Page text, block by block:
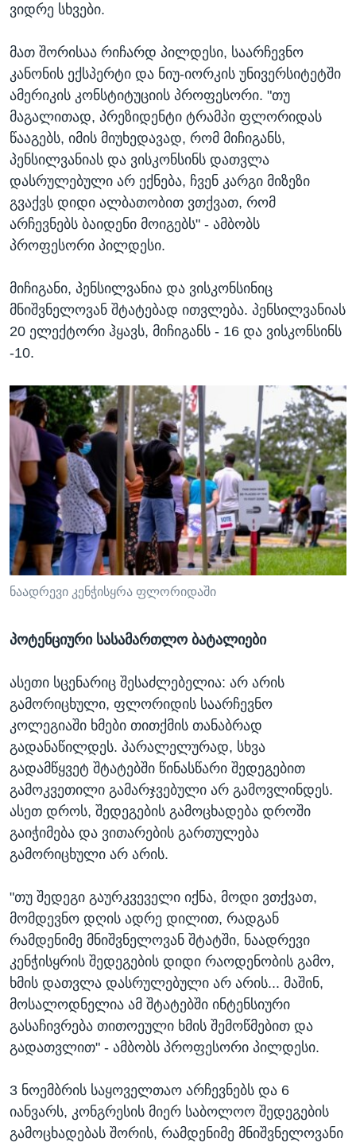
ვიდრე სხვები.
მათ შორისაა რიჩარდ პილდესი, საარჩევნო
კანონის ექსპერტი და ნიუ-იორკის უნივერსიტეტში
ამერიკის კონსტიტუციის პროფესორი. "თუ
მაგალითად, პრეზიდენტი ტრამპი ფლორიდას
წააგებს, იმის მიუხედავად, რომ მიჩიგანს,
პენსილვანიას და ვისკონსინს დათვლა
დასრულებული არ ექნება, ჩვენ კარგი მიზეზი
გვაქვს დიდი ალბათობით ვთქვათ, რომ
არჩევნებს ბაიდენი მოიგებს" - ამბობს
პროფესორი პილდესი.
მიჩიგანი, პენსილვანია და ვისკონსინიც
მნიშვნელოვან შტატებად ითვლება. პენსილვანიას
20 ელექტორი ჰყავს, მიჩიგანს - 16 და ვისკონსინს
-10. ​
ნაადრევი კენჭისყრა ფლორიდაში
პოტენციური სასამართლო ბატალიები
ასეთი სცენარიც შესაძლებელია: არ არის
გამორიცხული, ფლორიდის საარჩევნო
კოლეგიაში ხმები თითქმის თანაბრად
გადანაწილდეს. პარალელურად, სხვა
გადამწყვეტ შტატებში წინასწარი შედეგებით
გამოკვეთილი გამარჯვებული არ გამოვლინდეს.
ასეთ დროს, შედეგების გამოცხადება დროში
გაიჭიმება და ვითარების გართულება
გამორიცხული არ არის.
"თუ შედეგი გაურკვეველი იქნა, მოდი ვთქვათ,
მომდევნო დღის ადრე დილით, რადგან
რამდენიმე მნიშვნელოვან შტატში, ნაადრევი
კენჭისყრის შედეგების დიდი რაოდენობის გამო,
ხმის დათვლა დასრულებული არ არის... მაშინ,
მოსალოდნელია ამ შტატებში ინტენსიური
გასაჩივრება თითოეული ხმის შემოწმებით და
გადათვლით" - ამბობს პროფესორი პილდესი.
3 ნოემბრის საყოველთაო არჩევნებს და 6
იანვარს, კონგრესის მიერ საბოლოო შედეგების
გამოცხადებას შორის, რამდენიმე მნიშვნელოვანი